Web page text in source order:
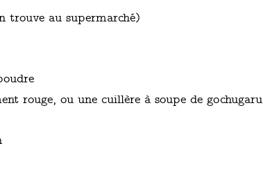
trouve au supermarché)
rouge, ou une cuillère à soupe de gochugaru